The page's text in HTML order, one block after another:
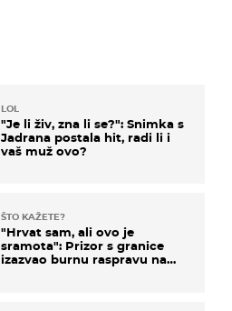
LOL
"Je li živ, zna li se?": Snimka s
Jadrana postala hit, radi li i
vaš muž ovo?
ŠTO KAŽETE?
"Hrvat sam, ali ovo je
sramota": Prizor s granice
izazvao burnu raspravu na